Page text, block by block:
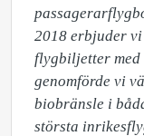
2018 erbjuder
flygbiljetter
genomförde vi
biobränsle i
största